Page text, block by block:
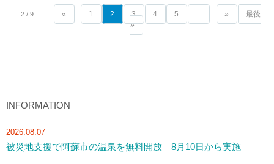
2 / 9 « 1 2 3 4 5 ... »
最後
»
INFORMATION
2026.08.07
被災地支援で阿蘇市の温泉を無料開放 8月10日から実施